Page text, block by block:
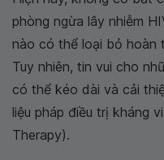
phòng ngừa lây nhiễm
nào có thể loại bỏ hoàn
Tuy nhiên, tin vui cho
có thể kéo dài và cải
liệu pháp điều trị kháng
Therapy).